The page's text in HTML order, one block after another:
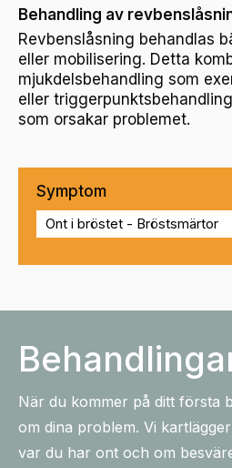
Behandling av
Revbenslåsning behandlas
eller mobilisering. Detta
mjukdelsbehandling som
eller
som orsakar problemet.
Symptom
När du kommer på ditt första
om dina problem. Vi
var du har ont och om